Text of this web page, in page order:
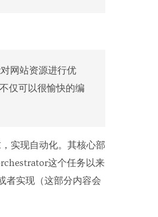
网站资源进行优
仅可以很愉快的编
实现自动化。其核心部
这个任务以来
者实现（这部分内容会